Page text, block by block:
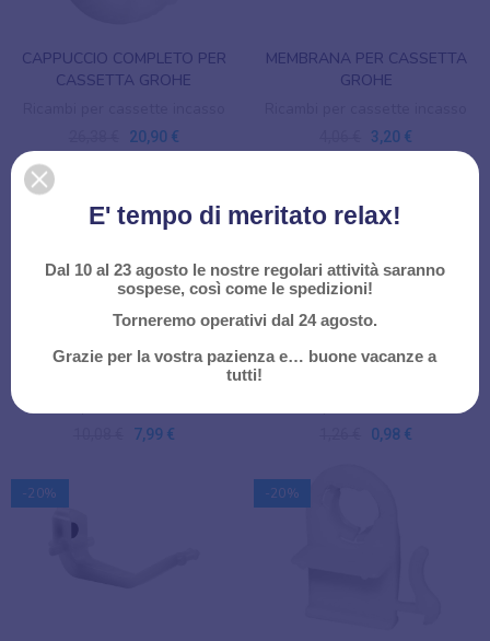
CAPPUCCIO COMPLETO PER
CASSETTA GROHE
20,90 €
MEMBRANA PER CASSETTA
GROHE
3,20 €
-20%
TESTINA VALVOLA PER
Ricambi per cassette incasso
7,99 €
GUARNIZIONE PER CASSETTA
Ricambi per cassette incasso
0,98 €
-20% -20%
Grazie per la vostra pazienza e… buone vacanze a
tutti!
Torneremo operativi dal 24 agosto.
Dal 10 al 23 agosto le nostre regolari attività saranno
sospese, così come le spedizioni!
E' tempo di meritato relax!